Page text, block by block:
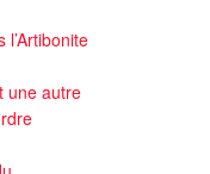
une autre